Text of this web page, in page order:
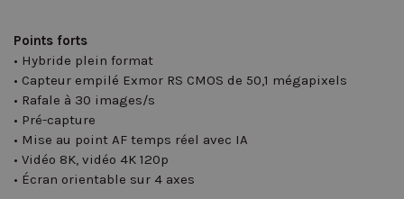
Points forts
• Hybride plein format
• Capteur empilé Exmor RS CMOS de 50,1 mégapixels
• Rafale à 30 images/s
• Pré-capture
• Mise au point AF temps réel avec IA
• Vidéo 8K, vidéo 4K 120p
• Écran orientable sur 4 axes